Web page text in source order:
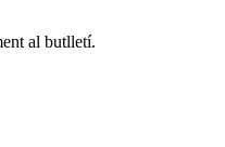
al butlletí.